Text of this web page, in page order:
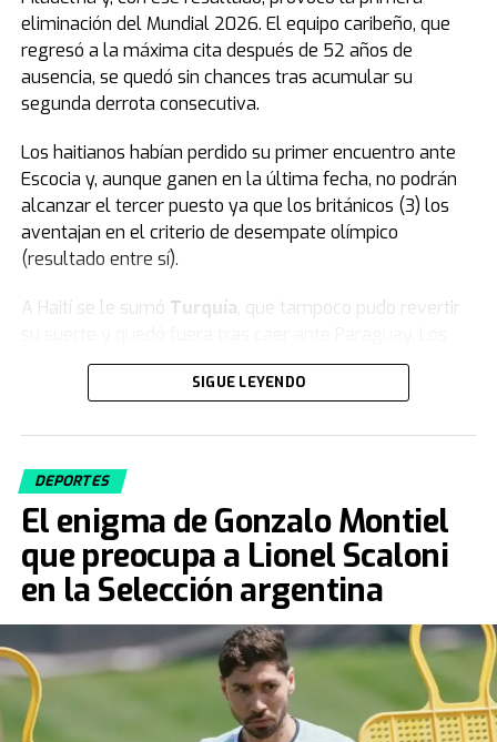
eliminación del Mundial 2026. El equipo caribeño, que
regresó a la máxima cita después de 52 años de
ausencia, se quedó sin chances tras acumular su
segunda derrota consecutiva.
Los haitianos habían perdido su primer encuentro ante
Escocia y, aunque ganen en la última fecha, no podrán
alcanzar el tercer puesto ya que los británicos (3) los
aventajan en el criterio de desempate olímpico
(resultado entre sí).
A Haití se le sumó Turquía , que tampoco pudo revertir
turcos, a pesar de jugar con un hombre más, no
lograron dar vuelta el resultado y firmaron una rápida
Mundo.
Fuente: TN
SIGUE LEYENDO
DEPORTES
El enigma de Gonzalo Montiel
que preocupa a Lionel Scaloni
en la Selección argentina